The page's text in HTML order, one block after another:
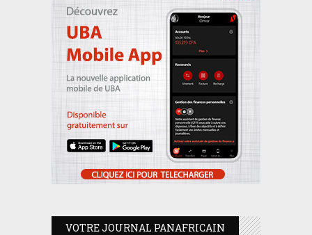
VOTRE JOURNAL PANAFRICAIN